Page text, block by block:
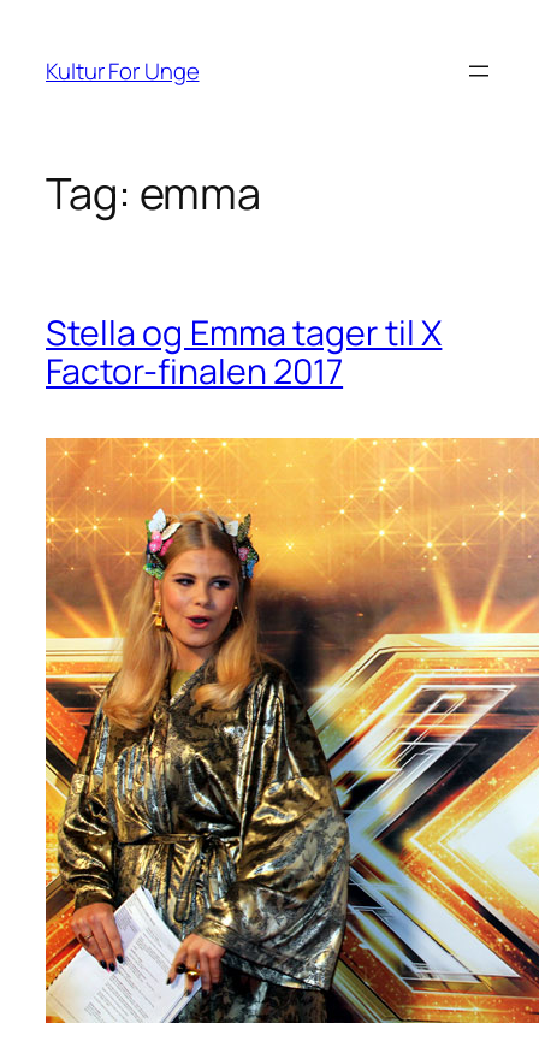
indhold
Kultur For Unge
Tag: emma
Stella og Emma tager til X
Factor-finalen 2017